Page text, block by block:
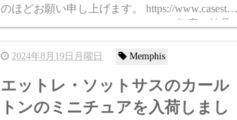
のほどお願い申し上げます。 https://www.casestud
ynagoya.jp/SHOP/eames2500desk.html 何度か納品...
2024年8月19日月曜日 Memphis
エットレ・ソットサスのカール
トンのミニチュアを入荷しまし